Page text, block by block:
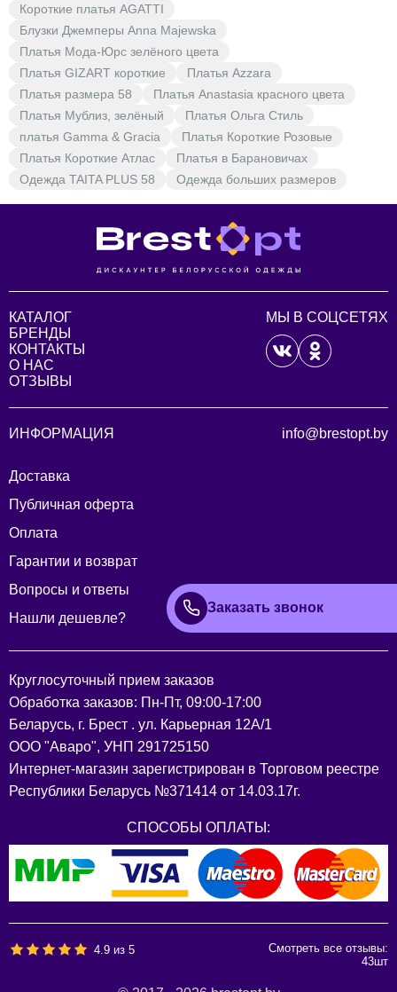
подобрать идеальный вариант для себя. Побалуйте себя
качественными нарядами без ущерба для бюджета.
Короткие платья AGATTI
Блузки Джемперы Anna Majewska
Платья Мода-Юрс зелёного цвета
Платья GIZART короткие
Платья Azzara
Платья размера 58
Платья Anastasia красного цвета
Платья Мублиз, зелёный
Платья Ольга Стиль
платья Gamma & Gracia
Платья Короткие Розовые
Платья Короткие Атлас
Платья в Барановичах
Одежда TAITA PLUS 58
Одежда больших размеров
КАТАЛОГ
БРЕНДЫ
КОНТАКТЫ
О НАС
ОТЗЫВЫ
МЫ В СОЦСЕТЯХ
ИНФОРМАЦИЯ
Доставка
Публичная оферта
Оплата
Гарантии и возврат
Вопросы и ответы
Нашли дешевле?
info@brestopt.by
Заказать звонок
Круглосуточный прием заказов
Обработка заказов: Пн-Пт, 09:00-17:00
Беларусь, г. Брест . ул. Карьерная 12А/1
ООО "Аваро", УНП 291725150
Интернет-магазин зарегистрирован в Торговом реестре
Республики Беларусь №371414 от 14.03.17г.
СПОСОБЫ ОПЛАТЫ:
4.9 из5
Смотреть все отзывы:
43шт